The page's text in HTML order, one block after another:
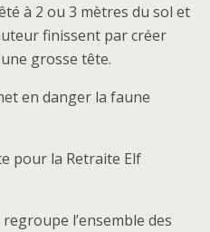
à 2 ou 3 mètres du sol et
finissent par créer
grosse tête.
en danger la faune
pour la Retraite Elf
l’ensemble des